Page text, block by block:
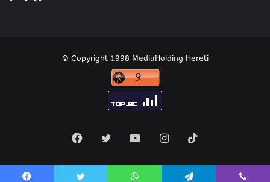
© Copyright 1998 MediaHolding Hereti
FacebookTwitter YouTubeInstagram